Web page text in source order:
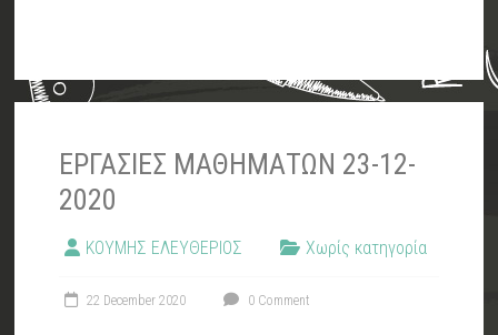
ΕΡΓΑΣΙΕΣ ΜΑΘΗΜΑΤΩΝ 23-12-
2020
ΚΟΥΜΗΣ ΕΛΕΥΘΕΡΙΟΣ Χωρίς κατηγορία
22 December 2020 0 Comment